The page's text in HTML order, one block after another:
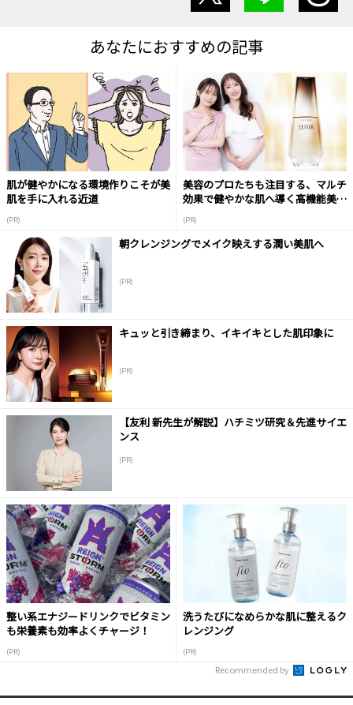
あなたにおすすめの記事
肌が健やかになる環境作りこそが美
肌を手に入れる近道
(PR)
美容のプロたちも注目する、マルチ
効果で健やかな肌へ導く高機能美容
(PR)
朝クレンジングでメイク映えする潤い美肌へ
(PR)
キュッと引き締まり、イキイキとした肌印象に
(PR)
【友利 新先生が解説】ハチミツ研究＆先進サイエ
ンス
(PR)
整い系エナジードリンクでビタミン
も栄養素も効率よくチャージ！
(PR)
洗うたびになめらかな肌に整えるク
レンジング
(PR)
Recommended by